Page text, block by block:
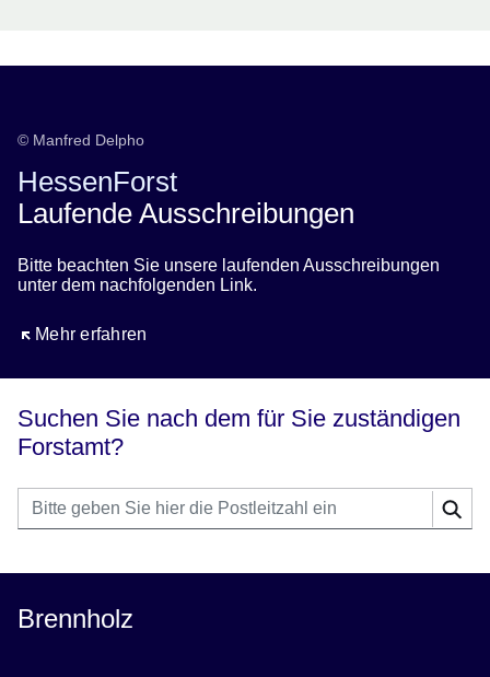
© Manfred Delpho
HessenForst
Laufende Ausschreibungen
Bitte beachten Sie unsere laufenden Ausschreibungen
unter dem nachfolgenden Link.
Mehr erfahren
Öffnet sich in einem neuen Fenster
Suchen Sie nach dem für Sie zuständigen
Forstamt?
geben
Sie
Postleitzahl
Geben Sie
einen oder
ein
Brennholz